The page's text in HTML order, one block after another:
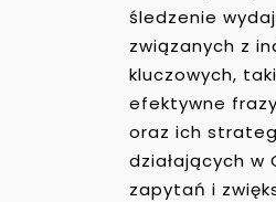
śledzenie
związanych z
kluczowych,
efektywne
oraz ich
działających w
zapytań i